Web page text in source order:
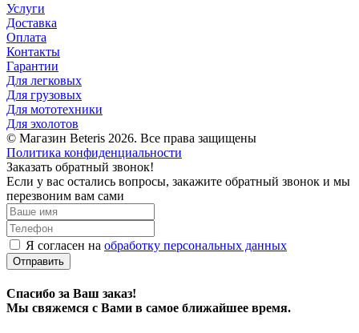
Услуги
Доставка
Оплата
Контакты
Гарантии
Для легковых
Для грузовых
Для мототехники
Для эхолотов
© Магазин Beteris 2026. Все права защищены
Политика конфиденциальности
Заказать обратный звонок!
Если у вас остались вопросы, закажите обратный звонок и мы
перезвоним вам сами
Я согласен на обработку персональных данных
Отправить
Спасибо за Ваш заказ!
Мы свяжемся с Вами в самое ближайшее время.